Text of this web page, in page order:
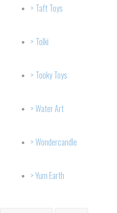
Taft Toys
Tolki
Tooky Toys
Water Art
Wondercandle
Yum Earth